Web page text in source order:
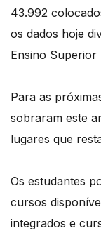
43.992
os dados hoje
Ensino Superior
Para as
sobraram este
lugares que
Os estudantes
cursos
integrados e